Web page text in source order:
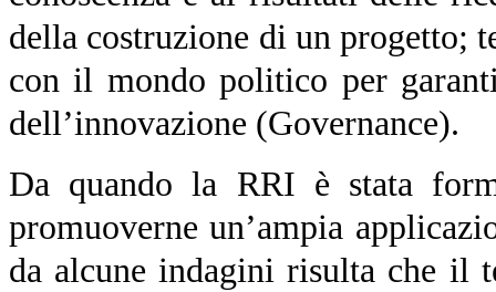
della costruzione di un progetto;
con il mondo politico per
dell’innovazione (Governance).
Da quando la RRI è stata
promuoverne un’ampia
da alcune indagini risulta che il